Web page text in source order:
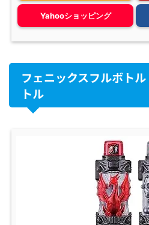
Yahooショッピング
フェニックスフルボト
トル